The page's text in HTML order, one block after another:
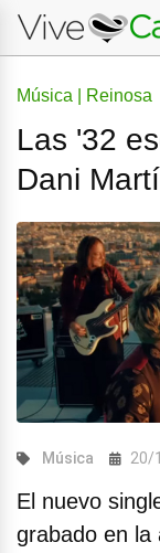
Música | Reinosa
Las '32
Dani
Música 20/
El nuevo
grabado en la